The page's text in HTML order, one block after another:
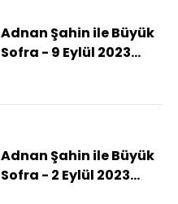
Adnan Şahin ile Büyük
Sofra - 9 Eylül 2023
başkenti Erzurum'da)
Adnan Şahin ile Büyük
Sofra - 2 Eylül 2023